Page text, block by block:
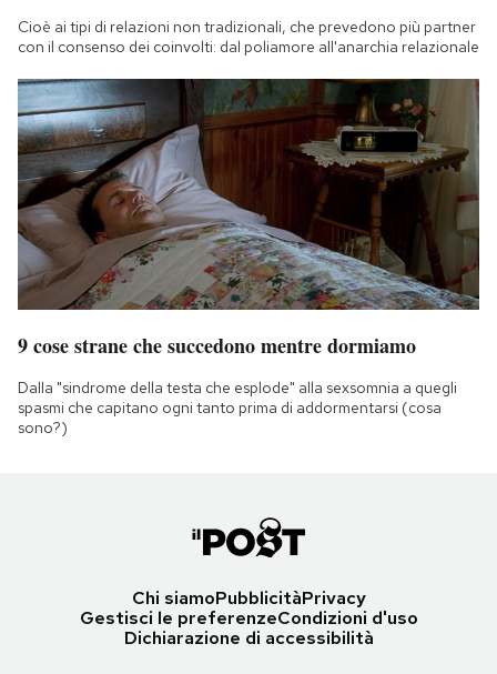
Cioè ai tipi di relazioni non tradizionali, che prevedono più partner
con il consenso dei coinvolti: dal poliamore all'anarchia relazionale
9 cose strane che succedono mentre dormiamo
Dalla "sindrome della testa che esplode" alla sexsomnia a quegli
spasmi che capitano ogni tanto prima di addormentarsi (cosa
sono?)
Chi siamoPubblicitàPrivacy
Gestisci le preferenzeCondizioni d'uso
Dichiarazione di accessibilità